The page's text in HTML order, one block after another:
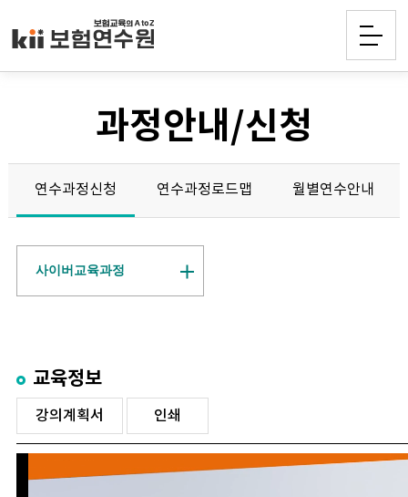
과정안내/신청
연수과정신청 연수과정로드맵 월별연수안내
사이버교육과정
교육정보
강의계획서 인쇄